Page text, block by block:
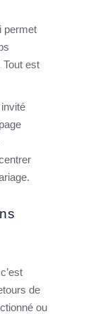
permet
est
de
ou